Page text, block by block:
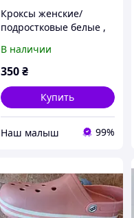
Кроксы женские/
подростковые белые ,
размер.
В наличии
350₴
Купить
‏Наш малыш 99%